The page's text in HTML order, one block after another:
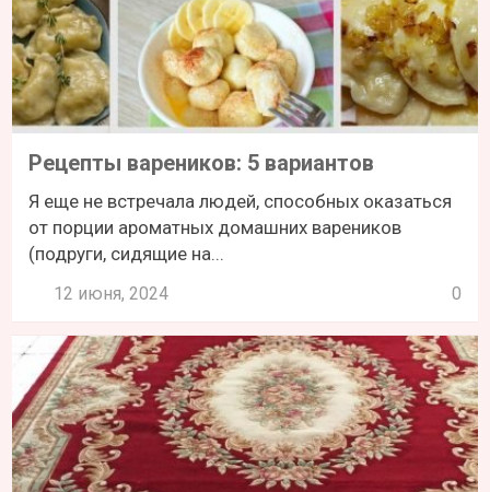
Рецепты вареников: 5 вариантов
Я еще не встречала людей, способных оказаться
от порции ароматных домашних вареников
(подруги, сидящие на...
12 июня, 2024 0